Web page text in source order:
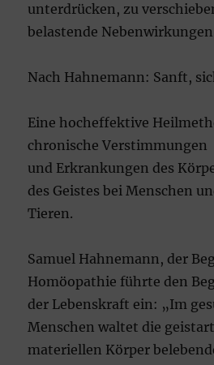
unterdrücken, zu
belastende
Nach Hahnemann: Sanft,
Eine hocheffektive
chronische Verstimmungen
und Erkrankungen des
des Geistes bei Menschen
Tieren.
Samuel Hahnemann, der
Homöopathie führte den
der Lebenskraft ein: „Im
Menschen waltet die
materiellen Körper